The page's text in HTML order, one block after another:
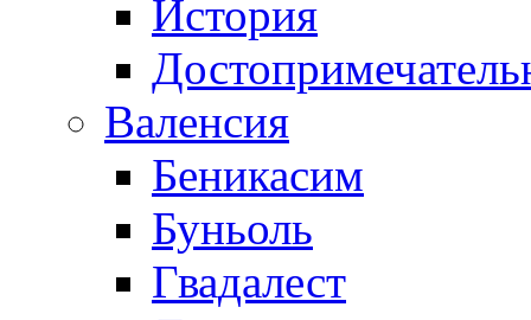
История
Валенсия
Беникасим
Буньоль
Гвадалест